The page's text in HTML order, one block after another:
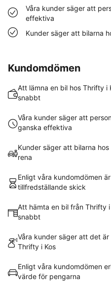
Våra kunder säger att
effektiva
Kunder säger att bilarna
Kundomdömen
Att lämna en bil hos Thrifty i
snabbt
Våra kunder säger att
ganska effektiva
Kunder säger att bilarna
rena
Enligt våra kundomdömen
tillfredställande skick
Att hämta en bil från Thrifty
snabbt
Våra kunder säger att det
Thrifty i Kos
Enligt våra kundomdömen
värde för pengarna